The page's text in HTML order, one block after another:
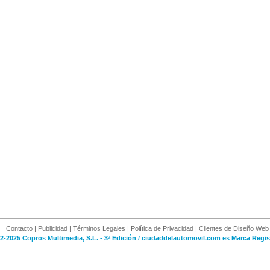
Contacto | Publicidad | Términos Legales | Política de Privacidad | Clientes de Diseño Web
2025 Copros Multimedia, S.L. - 3ª Edición / ciudaddelautomovil.com es Marca